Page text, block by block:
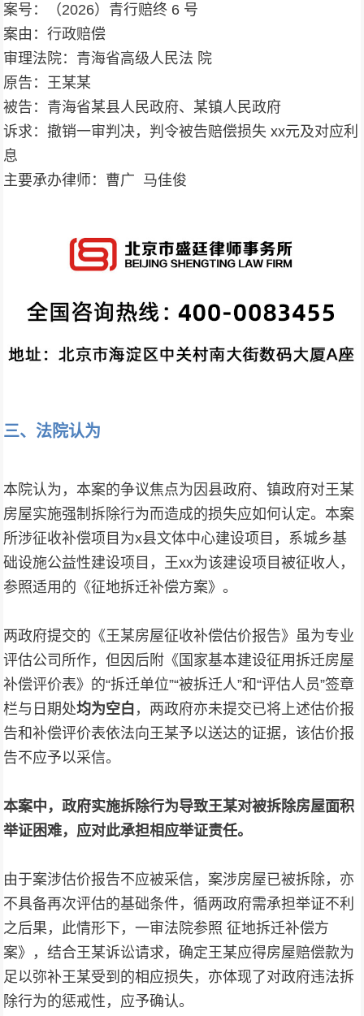
案号：（2026）青行赔终 6 号
案由：行政赔偿
审理法院：青海省高级人民法 院
原告：王某某
被告：青海省某县人民政府、某镇人民政府
诉求：撤销一审判决，判令被告赔偿损失 xx元及对应利
息
主要承办律师：曹广 马佳俊
三、法院认为
本院认为，本案的争议焦点为因县政府、镇政府对王某
房屋实施强制拆除行为而造成的损失应如何认定。本案
所涉征收补偿项目为x县文体中心建设项目，系城乡基
础设施公益性建设项目，王xx为该建设项目被征收人，
参照适用的《征地拆迁补偿方案》。
两政府提交的《王某房屋征收补偿估价报告》虽为专业
评估公司所作，但因后附《国家基本建设征用拆迁房屋
补偿评价表》的“拆迁单位”“被拆迁人”和“评估人员”签章
栏与日期处均为空白 ，两政府亦未提交已将上述估价报
告和补偿评价表依法向王某予以送达的证据，该估价报
告不应予以采信。
本案中，政府实施拆除行为导致王某对被拆除房屋面积
举证困难，应对此承担相应举证责任。
由于案涉估价报告不应被采信，案涉房屋已被拆除，亦
不具备再次评估的基础条件，循两政府需承担举证不利
之后果，此情形下，一审法院参照 征地拆迁补偿方
案》，结合王某诉讼请求，确定王某应得房屋赔偿款为
足以弥补王某受到的相应损失，亦体现了对政府违法拆
除行为的惩戒性，应予确认。